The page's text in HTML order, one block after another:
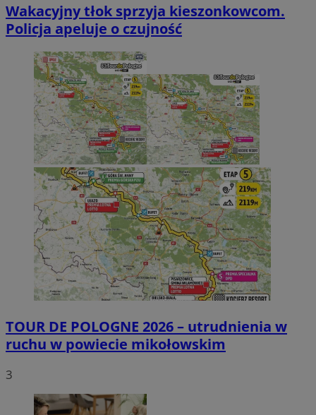
Wakacyjny tłok sprzyja kieszonkowcom.
Policja apeluje o czujność
TOUR DE POLOGNE 2026 – utrudnienia w
ruchu w powiecie mikołowskim
3